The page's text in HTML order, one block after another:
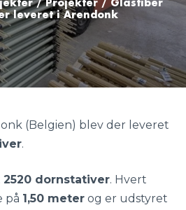
/Projekter / Glasfiber
leveret i Arendonk
(Belgien) blev der leveret
.
2520 dornstativer. Hvert
på 1,50 meter og er udstyret